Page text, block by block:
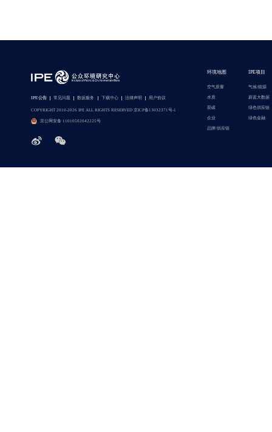
IPE公告 常见问题 数据服务 下载中心 法律声明 用户协议
COPYRIGHT 2010-2026 IPE ALL RIGHTS RESERVED 京ICP备13032371号-1
京公网安备 11010502042225号
环境地图
空气质量
水质
双碳
企业
品牌/供应链
IPE项目
气候/能源
蔚蓝大数据
绿色供应链
绿色金融